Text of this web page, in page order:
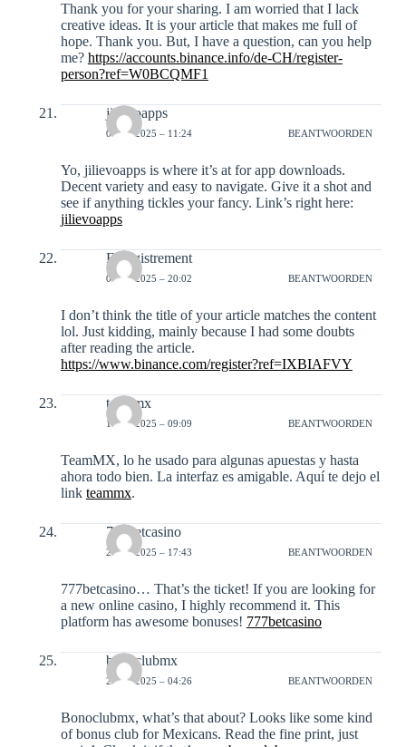
Thank you for your sharing. I am worried that I lack
creative ideas. It is your article that makes me full of
hope. Thank you. But, I have a question, can you help
me? https://accounts.binance.info/de-CH/register-
person?ref=W0BCQMF1
jilievoapps
09-12-2025 – 11:24 BEANTWOORDEN
Yo, jilievoapps is where it’s at for app downloads.
Decent variety and easy to navigate. Give it a shot and
see if anything tickles your fancy. Link’s right here:
jilievoapps
Enregistrement
09-12-2025 – 20:02 BEANTWOORDEN
I don’t think the title of your article matches the content
lol. Just kidding, mainly because I had some doubts
after reading the article.
https://www.binance.com/register?ref=IXBIAFVY
teammx
14-12-2025 – 09:09 BEANTWOORDEN
TeamMX, lo he usado para algunas apuestas y hasta
ahora todo bien. La interfaz es amigable. Aquí te dejo el
link teammx.
777betcasino
20-12-2025 – 17:43 BEANTWOORDEN
777betcasino… That’s the ticket! If you are looking for
a new online casino, I highly recommend it. This
platform has awesome bonuses! 777betcasino
bonoclubmx
26-12-2025 – 04:26 BEANTWOORDEN
Bonoclubmx, what’s that about? Looks like some kind
of bonus club for Mexicans. Read the fine print, just